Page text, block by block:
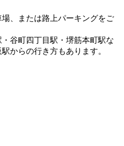
、または路上パーキングをご
谷町四丁目駅・堺筋本町駅な
からの行き方もあります。